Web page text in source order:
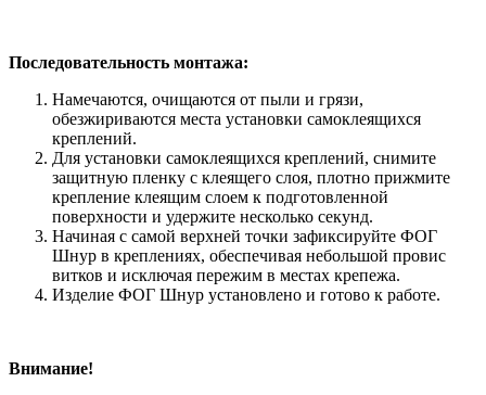
Последовательность монтажа:
Намечаются, очищаются от пыли и грязи,
обезжириваются места установки самоклеящихся
креплений.
Для установки самоклеящихся креплений, снимите
защитную пленку с клеящего слоя, плотно прижмите
крепление клеящим слоем к подготовленной
поверхности и удержите несколько секунд.
Начиная с самой верхней точки зафиксируйте ФОГ
Шнур в креплениях, обеспечивая небольшой провис
витков и исключая пережим в местах крепежа.
Изделие ФОГ Шнур установлено и готово к работе.
Внимание!